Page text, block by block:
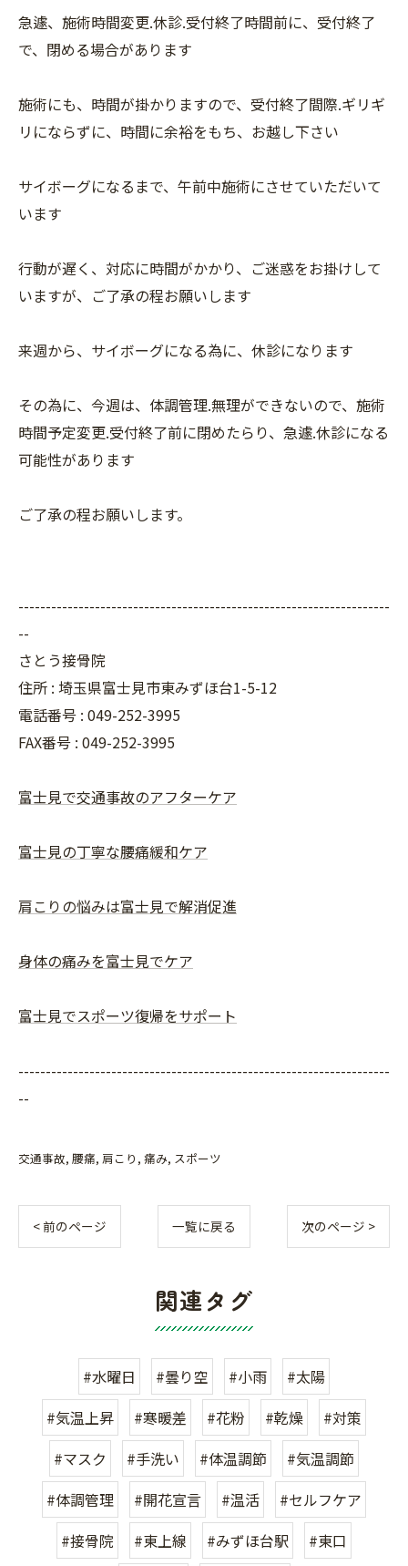
急遽、施術時間変更.休診.受付終了時間前に、受付終了
で、閉める場合があります
施術にも、時間が掛かりますので、受付終了間際.ギリギ
リにならずに、時間に余裕をもち、お越し下さい
サイボーグになるまで、午前中施術にさせていただいて
います
行動が遅く、対応に時間がかかり、ご迷惑をお掛けして
いますが、ご了承の程お願いします
来週から、サイボーグになる為に、休診になります
その為に、今週は、体調管理.無理ができないので、施術
時間予定変更.受付終了前に閉めたらり、急遽.休診になる
可能性があります
ご了承の程お願いします。
--------------------------------------------------------------------
--
さとう接骨院
住所 : 埼玉県富士見市東みずほ台1-5-12
電話番号 : 049-252-3995
FAX番号 : 049-252-3995
富士見で交通事故のアフターケア
富士見の丁寧な腰痛緩和ケア
肩こりの悩みは富士見で解消促進
身体の痛みを富士見でケア
富士見でスポーツ復帰をサポート
--------------------------------------------------------------------
--
交通事故 腰痛 肩こり 痛み スポーツ
< 前のページ 一覧に戻る 次のページ >
関連タグ
#水曜日 #曇り空 #小雨
#太陽
#気温上昇
#寒暖差 #花粉 #乾燥
#対策
#マスク
#手洗い #体温調節
#気温調節
#体調管理
#開花宣言 #温活
#セルフケア
#接骨院
#東上線 #みずほ台駅 #東口